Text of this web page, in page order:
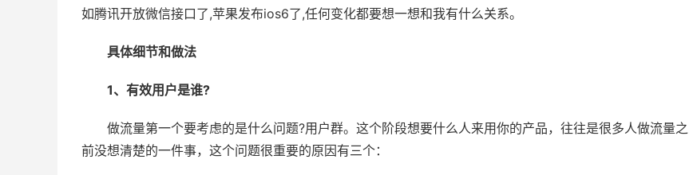
如腾讯开放微信接口了,苹果发布ios6了,任何变化都要想一想和我有什么关系。
具体细节和做法
1、有效用户是谁?
做流量第一个要考虑的是什么问题?用户群。这个阶段想要什么人来用你的产品，往往是很多人做流量之
前没想清楚的一件事，这个问题很重要的原因有三个：